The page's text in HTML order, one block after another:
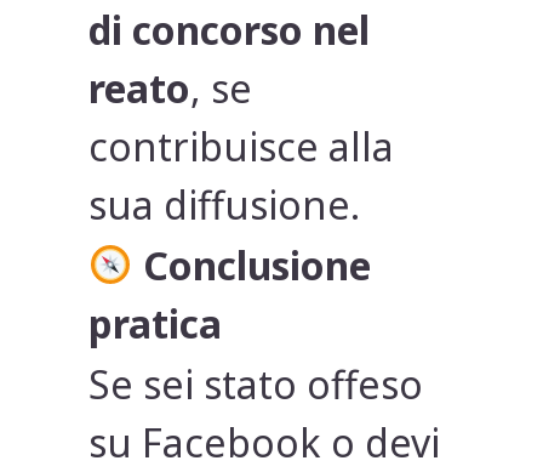
di concorso nel
reato, se
contribuisce alla
sua diffusione.
Conclusione
pratica
Se sei stato offeso
su Facebook o devi